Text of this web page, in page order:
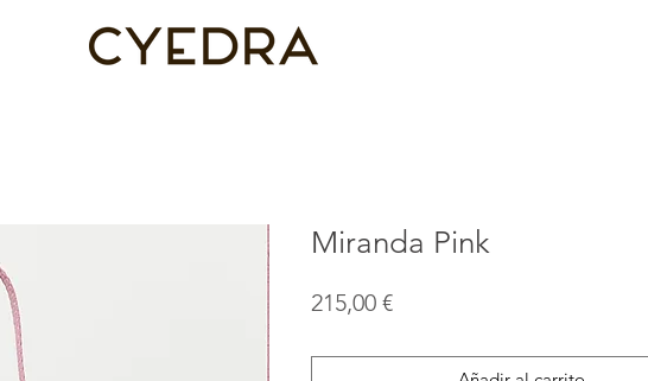
Miranda Pink
215,00 €Precio